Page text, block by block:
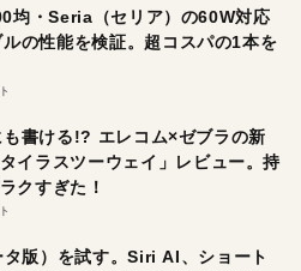
均・Seria（セリア）の60W対応
の性能を検証。超コスパの1本を
書ける!? エレコム×ゼブラの新
イラスツーウェイ」レビュー。持
クすぎた！
版）を試す。Siri AI、ショート